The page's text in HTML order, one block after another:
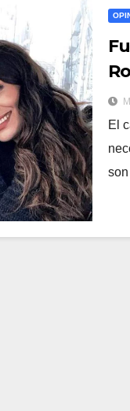
El